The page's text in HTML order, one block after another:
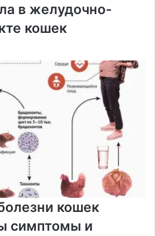
в желудочно-
кошек
кошек
симптомы и